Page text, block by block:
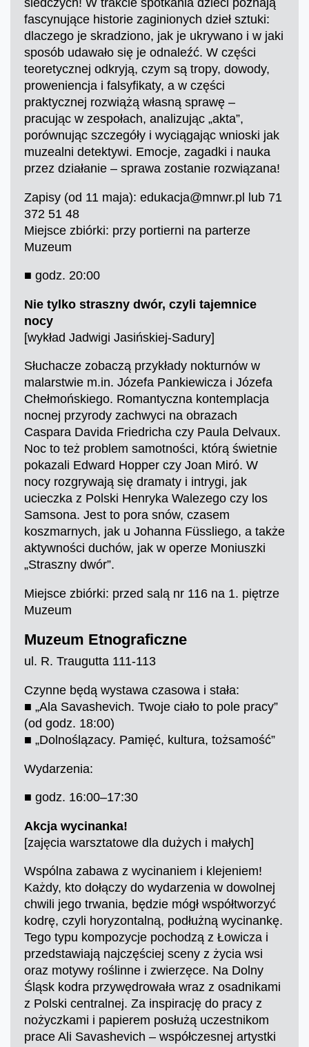
fascynujące historie zaginionych dzieł sztuki:
dlaczego je skradziono, jak je ukrywano i w jaki
sposób udawało się je odnaleźć. W części
teoretycznej odkryją, czym są tropy, dowody,
proweniencja i falsyfikaty, a w części
praktycznej rozwiążą własną sprawę –
pracując w zespołach, analizując „akta”,
porównując szczegóły i wyciągając wnioski jak
muzealni detektywi. Emocje, zagadki i nauka
przez działanie – sprawa zostanie rozwiązana!
Zapisy (od 11 maja): edukacja@mnwr.pl lub 71
372 51 48
Miejsce zbiórki: przy portierni na parterze
Muzeum
■ godz. 20:00
Nie tylko straszny dwór, czyli tajemnice
nocy
[wykład Jadwigi Jasińskiej-Sadury]
Słuchacze zobaczą przykłady nokturnów w
malarstwie m.in. Józefa Pankiewicza i Józefa
Chełmońskiego. Romantyczna kontemplacja
nocnej przyrody zachwyci na obrazach
Caspara Davida Friedricha czy Paula Delvaux.
Noc to też problem samotności, którą świetnie
pokazali Edward Hopper czy Joan Miró. W
nocy rozgrywają się dramaty i intrygi, jak
ucieczka z Polski Henryka Walezego czy los
Samsona. Jest to pora snów, czasem
koszmarnych, jak u Johanna Füssliego, a także
aktywności duchów, jak w operze Moniuszki
„Straszny dwór”.
Miejsce zbiórki: przed salą nr 116 na 1. piętrze
Muzeum
Muzeum Etnograficzne
ul. R. Traugutta 111-113
Czynne będą wystawa czasowa i stała:
■ „Ala Savashevich. Twoje ciało to pole pracy”
(od godz. 18:00)
■ „Dolnoślązacy. Pamięć, kultura, tożsamość”
Wydarzenia:
■ godz. 16:00–17:30
Akcja wycinanka!
[zajęcia warsztatowe dla dużych i małych]
Wspólna zabawa z wycinaniem i klejeniem!
Każdy, kto dołączy do wydarzenia w dowolnej
chwili jego trwania, będzie mógł współtworzyć
kodrę, czyli horyzontalną, podłużną wycinankę.
Tego typu kompozycje pochodzą z Łowicza i
przedstawiają najczęściej sceny z życia wsi
oraz motywy roślinne i zwierzęce. Na Dolny
Śląsk kodra przywędrowała wraz z osadnikami
z Polski centralnej. Za inspirację do pracy z
nożyczkami i papierem posłużą uczestnikom
prace Ali Savashevich – współczesnej artystki